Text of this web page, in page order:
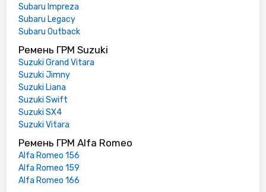
Subaru Impreza
Subaru Legacy
Subaru Outback
Ремень ГРМ Suzuki
Suzuki Grand Vitara
Suzuki Jimny
Suzuki Liana
Suzuki Swift
Suzuki SX4
Suzuki Vitara
Ремень ГРМ Alfa Romeo
Alfa Romeo 156
Alfa Romeo 159
Alfa Romeo 166